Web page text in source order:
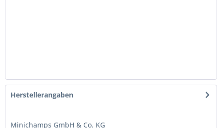
Herstellerangaben
Minichamps GmbH & Co. KG